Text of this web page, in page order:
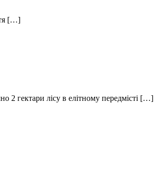
[…]
2 гектари лісу в елітному передмісті […]